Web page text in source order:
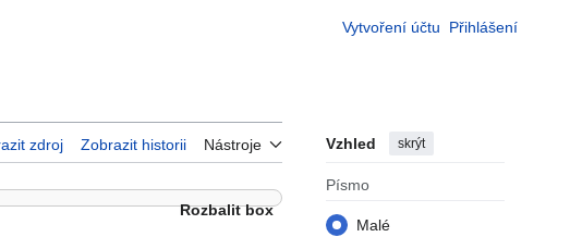
Vytvoření účtu Přihlášení
zdroj Zobrazit historii Nástroje Vzhled skrýt
Písmo
Malé
Rozbalit box